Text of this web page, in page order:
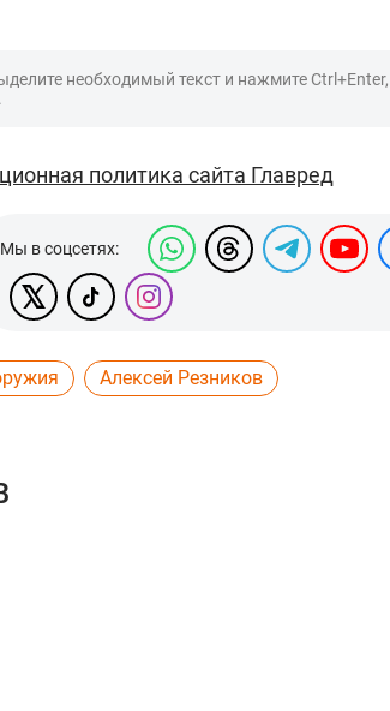
необходимый текст и нажмите
политика сайта Главред
Мы в соцсетях:
Алексей Резников